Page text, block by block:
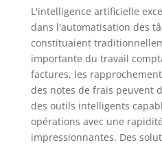
L'intelligence artificielle
dans l'automatisation des
constituaient
importante du travail
factures, les
des notes de frais peuvent
des outils intelligents
opérations avec une
impressionnantes. Des